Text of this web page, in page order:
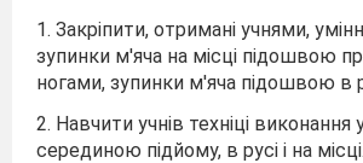
1. Закріпити, отримані учнями,
зупинки м'яча на місці підошвою
ногами, зупинки м'яча підошвою в
2. Навчити учнів техніці виконання
серединою підйому, в русі і на місці.